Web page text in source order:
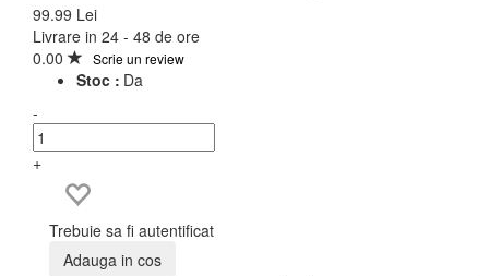
99.99 Lei
Livrare in 24 - 48 de ore
0.00
Scrie un review
Stoc : Da
-
+
Trebuie sa fi autentificat
Adauga in cos